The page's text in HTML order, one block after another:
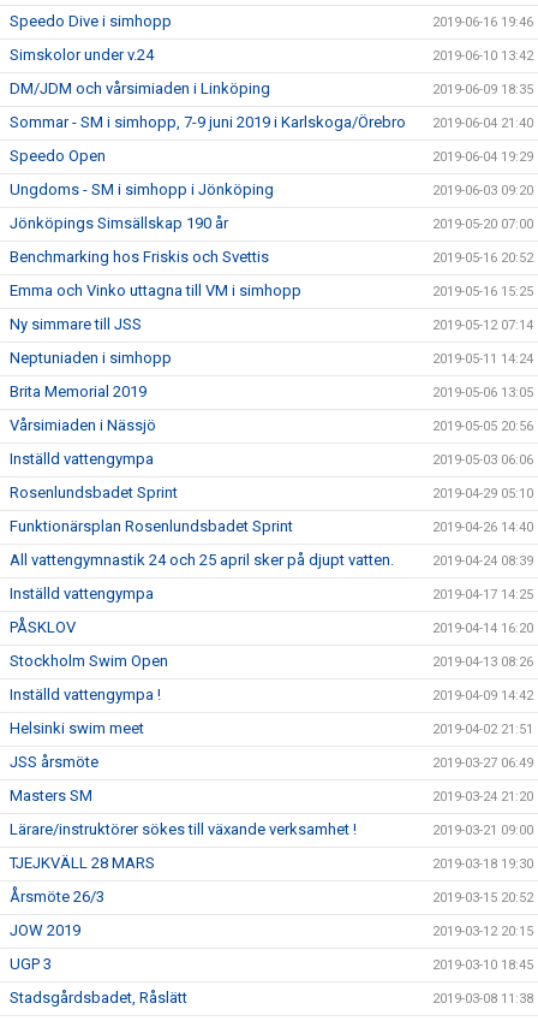
Speedo Dive i simhopp 2019-06-16 19:46
Simskolor under v.24 2019-06-10 13:42
DM/JDM och vårsimiaden i Linköping 2019-06-09 18:35
Sommar - SM i simhopp, 7-9 juni 2019 i Karlskoga/Örebro 2019-06-04 21:40
Speedo Open 2019-06-04 19:29
Ungdoms - SM i simhopp i Jönköping 2019-06-03 09:20
Jönköpings Simsällskap 190 år 2019-05-20 07:00
Benchmarking hos Friskis och Svettis 2019-05-16 20:52
Emma och Vinko uttagna till VM i simhopp 2019-05-16 15:25
Ny simmare till JSS 2019-05-12 07:14
Neptuniaden i simhopp 2019-05-11 14:24
Brita Memorial 2019 2019-05-06 13:05
Vårsimiaden i Nässjö 2019-05-05 20:56
Inställd vattengympa 2019-05-03 06:06
Rosenlundsbadet Sprint 2019-04-29 05:10
Funktionärsplan Rosenlundsbadet Sprint 2019-04-26 14:40
All vattengymnastik 24 och 25 april sker på djupt vatten. 2019-04-24 08:39
Inställd vattengympa 2019-04-17 14:25
PÅSKLOV 2019-04-14 16:20
Stockholm Swim Open 2019-04-13 08:26
Inställd vattengympa ! 2019-04-09 14:42
Helsinki swim meet 2019-04-02 21:51
JSS årsmöte 2019-03-27 06:49
Masters SM 2019-03-24 21:20
Lärare/instruktörer sökes till växande verksamhet ! 2019-03-21 09:00
TJEJKVÄLL 28 MARS 2019-03-18 19:30
Årsmöte 26/3 2019-03-15 20:52
JOW 2019 2019-03-12 20:15
UGP 3 2019-03-10 18:45
Stadsgårdsbadet, Råslätt 2019-03-08 11:38